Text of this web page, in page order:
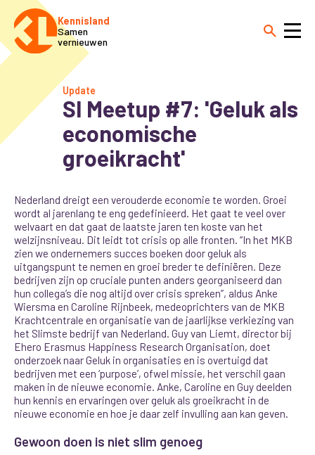
Kennisland
Samen
vernieuwen
Update
SI Meetup #7: 'Geluk als
economische
groeikracht'
Nederland dreigt een verouderde economie te worden. Groei
wordt al jarenlang te eng gedefinieerd. Het gaat te veel over
welvaart en dat gaat de laatste jaren ten koste van het
welzijnsniveau. Dit leidt tot crisis op alle fronten. “In het MKB
zien we ondernemers succes boeken door geluk als
uitgangspunt te nemen en groei breder te definiëren. Deze
bedrijven zijn op cruciale punten anders georganiseerd dan
hun collega’s die nog altijd over crisis spreken”, aldus Anke
Wiersma en Caroline Rijnbeek, medeoprichters van de MKB
Krachtcentrale en organisatie van de jaarlijkse verkiezing van
het Slimste bedrijf van Nederland. Guy van Liemt, director bij
Ehero Erasmus Happiness Research Organisation, doet
onderzoek naar Geluk in organisaties en is overtuigd dat
bedrijven met een ‘purpose’, ofwel missie, het verschil gaan
maken in de nieuwe economie. Anke, Caroline en Guy deelden
hun kennis en ervaringen over geluk als groeikracht in de
nieuwe economie en hoe je daar zelf invulling aan kan geven.
Gewoon doen is niet slim genoeg